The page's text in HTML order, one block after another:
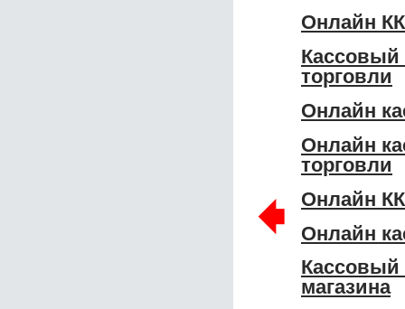
Онлайн
торговли
Онлайн
Онлайн
торговли
Онлайн
Онлайн
магазина
🠸